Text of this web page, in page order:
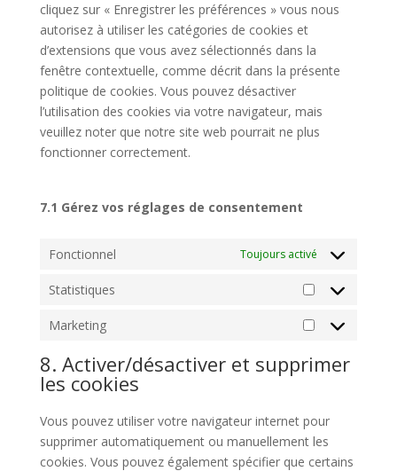
cliquez sur « Enregistrer les préférences » vous nous
autorisez à utiliser les catégories de cookies et
d’extensions que vous avez sélectionnés dans la
fenêtre contextuelle, comme décrit dans la présente
politique de cookies. Vous pouvez désactiver
l’utilisation des cookies via votre navigateur, mais
veuillez noter que notre site web pourrait ne plus
fonctionner correctement.
7.1 Gérez vos réglages de consentement
Fonctionnel Toujours activé
Statistiques
Statistiques
Marketing
Marketing
8. Activer/désactiver et supprimer
les cookies
Vous pouvez utiliser votre navigateur internet pour
supprimer automatiquement ou manuellement les
cookies. Vous pouvez également spécifier que certains